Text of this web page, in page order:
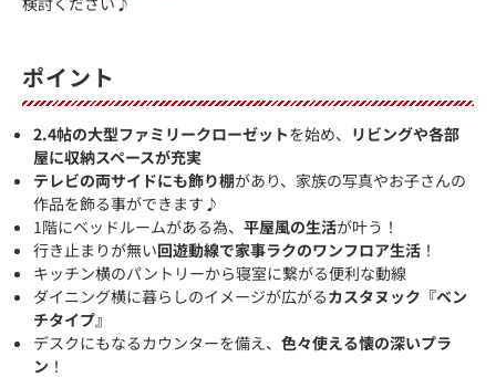
ポイント
2.4帖の大型ファミリークローゼットを始め、 リビングや各部
屋に収納スペースが充実
テレビの両サイドにも飾り棚があり、家族の写真やお子さんの
作品を飾る事ができます♪
1階にベッドルームがある為、 平屋風の生活が叶う！
行き止まりが無い回遊動線で家事ラクのワンフロア生活 ！
キッチン横のパントリーから寝室に繋がる便利な動線
ダイニング横に暮らしのイメージが広がるカスタヌック『ベン
チタイプ』
デスクにもなるカウンターを備え、 色々使える懐の深いプラ
ン ！